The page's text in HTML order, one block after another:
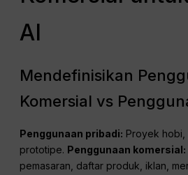
AI
Mendefinisikan
Komersial vs
Penggunaan pribadi: Proyek hobi,
prototipe. Penggunaan komersial:
pemasaran, daftar produk, iklan,